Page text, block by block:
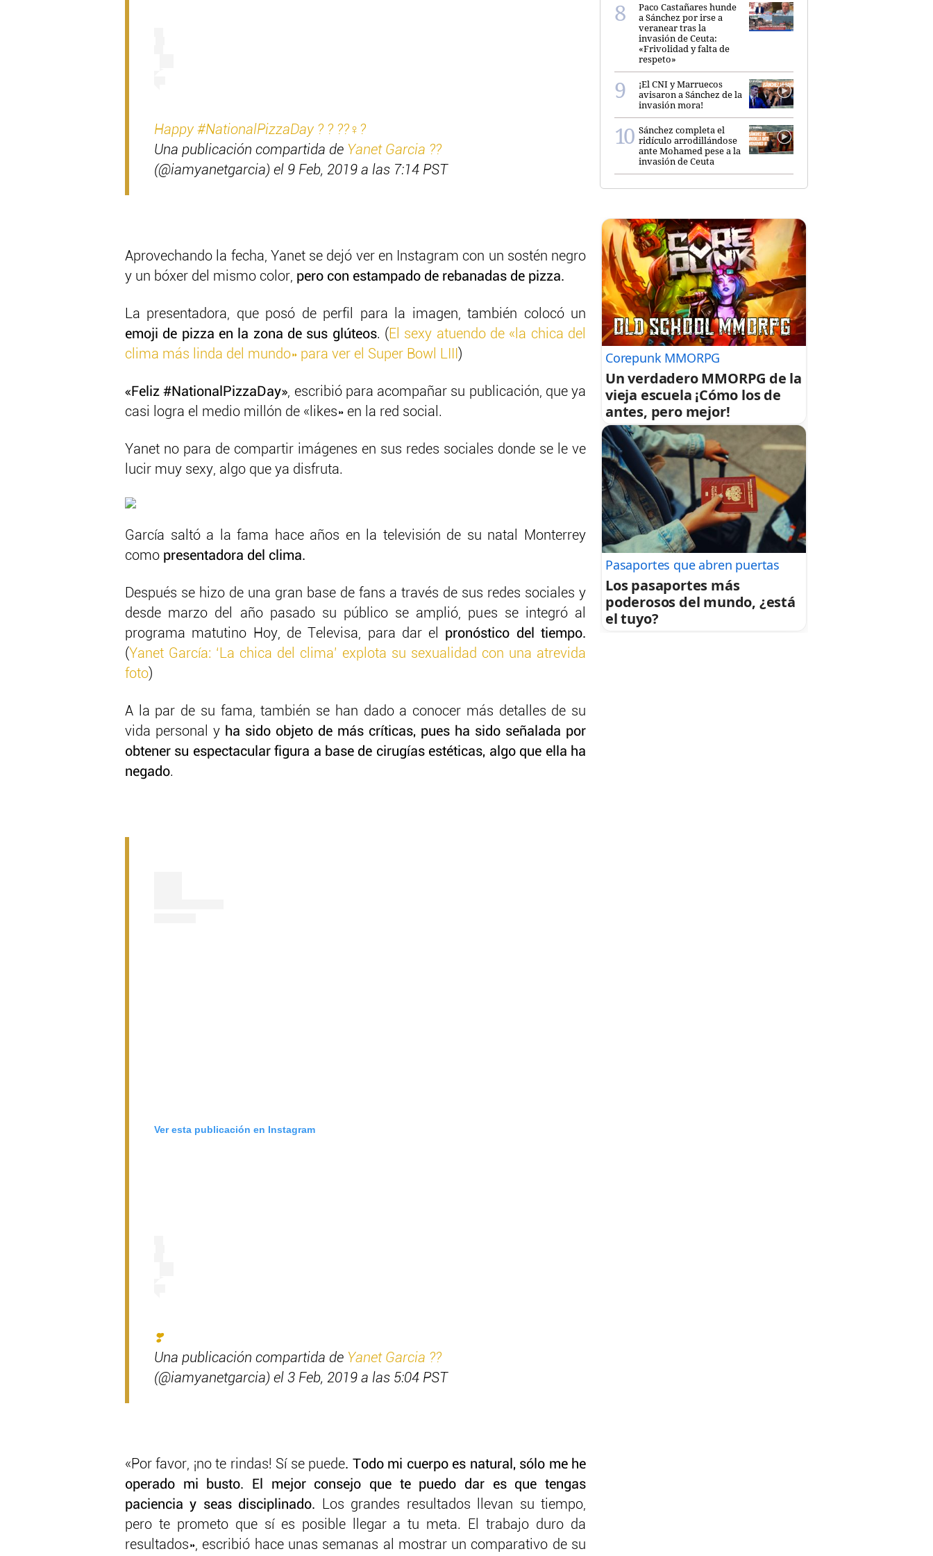
Happy #NationalPizzaDay ? ? ??‍♀️?
Una publicación compartida de Yanet Garcia ??
(@iamyanetgarcia) el 9 Feb, 2019 a las 7:14 PST
Aprovechando la fecha, Yanet se dejó ver en Instagram con un sostén negro
y un bóxer del mismo color, pero con estampado de rebanadas de pizza.
La presentadora, que posó de perfil para la imagen, también colocó un
emoji de pizza en la zona de sus glúteos. ( El sexy atuendo de «la chica del
clima más linda del mundo» para ver el Super Bowl LIII )
«Feliz #NationalPizzaDay» , escribió para acompañar su publicación, que ya
casi logra el medio millón de «likes» en la red social.
Yanet no para de compartir imágenes en sus redes sociales donde se le ve
lucir muy sexy, algo que ya disfruta.
García saltó a la fama hace años en la televisión de su natal Monterrey
como presentadora del clima.
Después se hizo de una gran base de fans a través de sus redes sociales y
desde marzo del año pasado su público se amplió, pues se integró al
programa matutino Hoy, de Televisa, para dar el pronóstico del tiempo.
(Yanet García: ‘La chica del clima’ explota su sexualidad con una atrevida
foto)
A la par de su fama, también se han dado a conocer más detalles de su
vida personal y ha sido objeto de más críticas, pues ha sido señalada por
obtener su espectacular figura a base de cirugías estéticas, algo que ella ha
negado.
Ver esta publicación en Instagram
❣️
Una publicación compartida de Yanet Garcia ??
(@iamyanetgarcia) el 3 Feb, 2019 a las 5:04 PST
«Por favor, ¡no te rindas! Sí se puede. Todo mi cuerpo es natural, sólo me he
operado mi busto. El mejor consejo que te puedo dar es que tengas
paciencia y seas disciplinado. Los grandes resultados llevan su tiempo,
pero te prometo que sí es posible llegar a tu meta. El trabajo duro da
resultados», escribió hace unas semanas al mostrar un comparativo de su
Paco Castañares hunde
a Sánchez por irse a
veranear tras la
invasión de Ceuta:
«Frivolidad y falta de
respeto»
¡El CNI y Marruecos
avisaron a Sánchez de la
invasión mora!
Sánchez completa el
ridículo arrodillándose
ante Mohamed pese a la
invasión de Ceuta
Corepunk MMORPG
Un verdadero MMORPG de la
vieja escuela ¡Cómo los de
antes, pero mejor!
Pasaportes que abren puertas
Los pasaportes más
poderosos del mundo, ¿está
el tuyo?